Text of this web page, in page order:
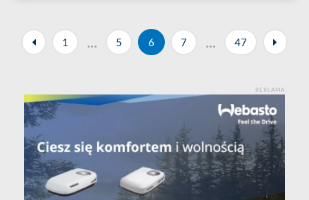
1 ... 5 6 7 ... 47
REKLAMA